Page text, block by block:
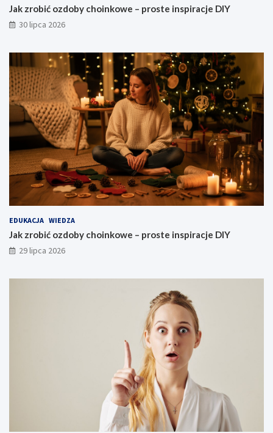
Jak zrobić ozdoby choinkowe – proste inspiracje DIY
30 lipca 2026
EDUKACJA WIEDZA
Jak zrobić ozdoby choinkowe – proste inspiracje DIY
29 lipca 2026